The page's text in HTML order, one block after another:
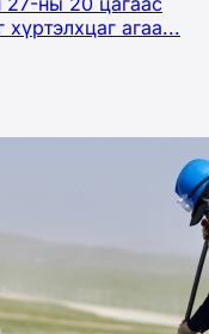
агаа...